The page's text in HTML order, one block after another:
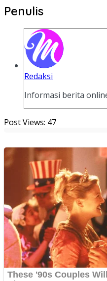
Penulis
Redaksi
Informasi berita
Post Views: 47